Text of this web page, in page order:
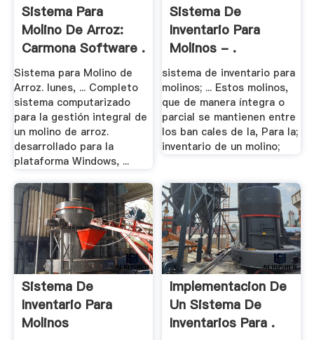
Sistema Para
Molino De Arroz:
Carmona Software .
Sistema para Molino de
Arroz. lunes, ... Completo
sistema computarizado
para la gestión integral de
un molino de arroz.
desarrollado para la
plataforma Windows, ...
Sistema De
Inventario Para
Molinos - .
sistema de inventario para
molinos; ... Estos molinos,
que de manera íntegra o
parcial se mantienen entre
los ban cales de la, Para la;
inventario de un molino;
Sistema De
Inventario Para
Molinos
Implementacion De
Un Sistema De
Inventarios Para .